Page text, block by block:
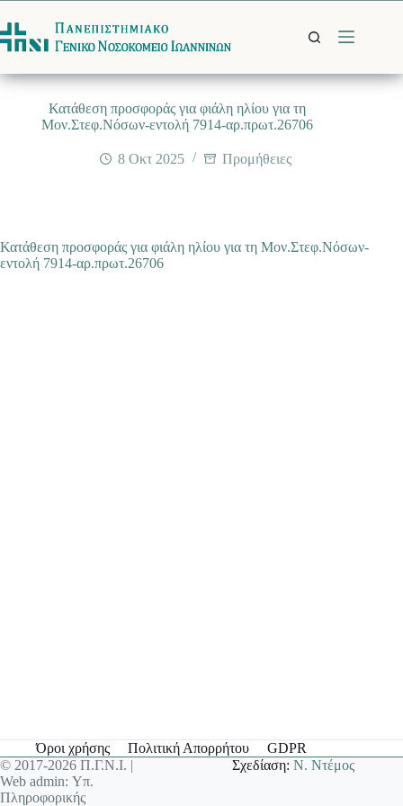
στο
περιεχόμενο
Κατάθεση προσφοράς για φιάλη ηλίου για τη
Μον.Στεφ.Νόσων-εντολή 7914-αρ.πρωτ.26706
8 Οκτ 2025 Προμήθειες
Κατάθεση προσφοράς για φιάλη ηλίου για τη Μον.Στεφ.Νόσων-
εντολή 7914-αρ.πρωτ.26706
Όροι χρήσης Πολιτική Απορρήτου
GDPR
© 2017-2026 Π.Γ.Ν.Ι. |
Web admin: Υπ.
Πληροφορικής
Σχεδίαση:Ν. Ντέμος